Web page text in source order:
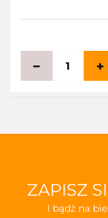
ZAPISZ
I bądź na